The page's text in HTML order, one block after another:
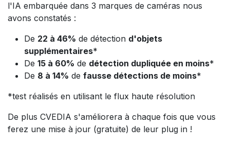
l'IA embarquée dans 3 marques de caméras nous
avons constatés :
De 22 à 46% de détection d'objets
supplémentaires*
De 15 à 60% de détection dupliquée en moins*
De 8 à 14% de fausse détections de moins*
*test réalisés en utilisant le flux haute résolution
De plus CVEDIA s'améliorera à chaque fois que vous
ferez une mise à jour (gratuite) de leur plug in !